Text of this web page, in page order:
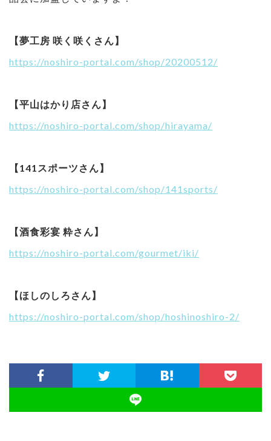
【夢工房 咲く咲くさん】
https://noshiro-portal.com/shop/20200512/
【平山はかり店さん】
https://noshiro-portal.com/shop/hirayama/
【141スポーツさん】
https://noshiro-portal.com/shop/141sports/
【酒食彩宴 粋さん】
https://noshiro-portal.com/gourmet/iki/
【ほしのしろさん】
https://noshiro-portal.com/shop/hoshinoshiro-2/